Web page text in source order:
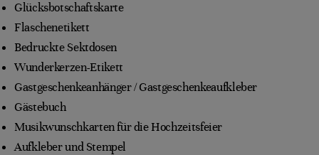
Glücksbotschaftskarte
Flaschenetikett
Bedruckte Sektdosen
Wunderkerzen-Etikett
Gastgeschenkeanhänger / Gastgeschenkeaufkleber
Gästebuch
Musikwunschkarten für die Hochzeitsfeier
Aufkleber und Stempel